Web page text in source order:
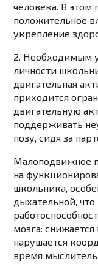
человека. В этом
положительное
укрепление
2. Необходимым
личности
двигательная
приходится
двигательную
поддерживать
позу, сидя за
Малоподвижное
на
школьника,
дыхательной,
мозга: снижается
нарушается
время